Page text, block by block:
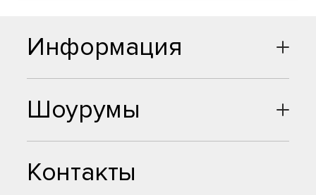
Шоурумы
Контакты
Информация